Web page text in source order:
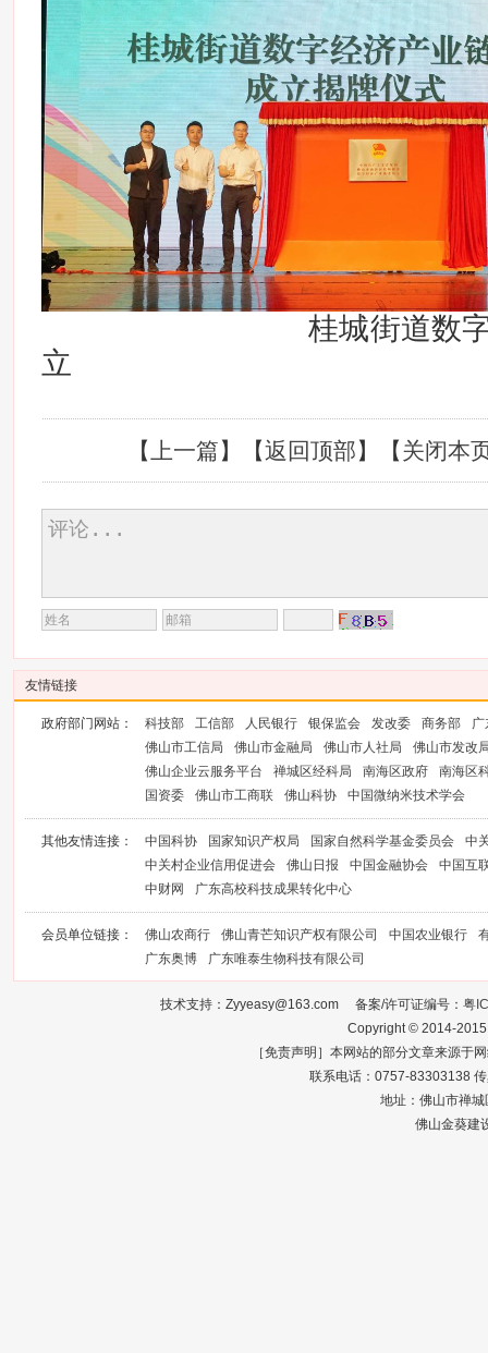
桂城街道数字经济
立
【 上一篇】【返回顶部】【关闭本
友情链接
政府部门网站： 科技部 工信部 人民银行 银保监会 发改委 商务部
广
佛山市工信局
佛山市金融局 佛山市人社局
佛山市发改
佛山企业云服务平台
禅城区经科局 南海区政府
南海区
国资委
佛山市工商联 佛山科协 中国微纳米技术学会
其他友情连接： 中国科协 国家知识产权局 国家自然科学基金委员会
中
中关村企业信用促进会
佛山日报 中国金融协会
中国互
中财网
广东高校科技成果转化中心
会员单位链接： 佛山农商行 佛山青芒知识产权有限公司 中国农业银行
广东奥博
广东唯泰生物科技有限公司
技术支持：Zyyeasy@163.com 备案/许可证编号： 粤
Copyright © 2014-
［免责声明］本网站的部分文章来源于
联系电话：0757-83303138
地址：佛山市禅
佛山金葵建